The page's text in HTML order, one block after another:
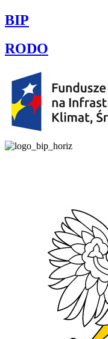
BIP
RODO